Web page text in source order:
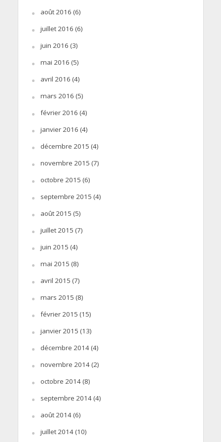
août 2016 (6)
juillet 2016 (6)
juin 2016 (3)
mai 2016 (5)
avril 2016 (4)
mars 2016 (5)
février 2016 (4)
janvier 2016 (4)
décembre 2015 (4)
novembre 2015 (7)
octobre 2015 (6)
septembre 2015 (4)
août 2015 (5)
juillet 2015 (7)
juin 2015 (4)
mai 2015 (8)
avril 2015 (7)
mars 2015 (8)
février 2015 (15)
janvier 2015 (13)
décembre 2014(4)
novembre 2014(2)
octobre 2014(8)
septembre 2014(4)
août 2014(6)
juillet 2014(10)